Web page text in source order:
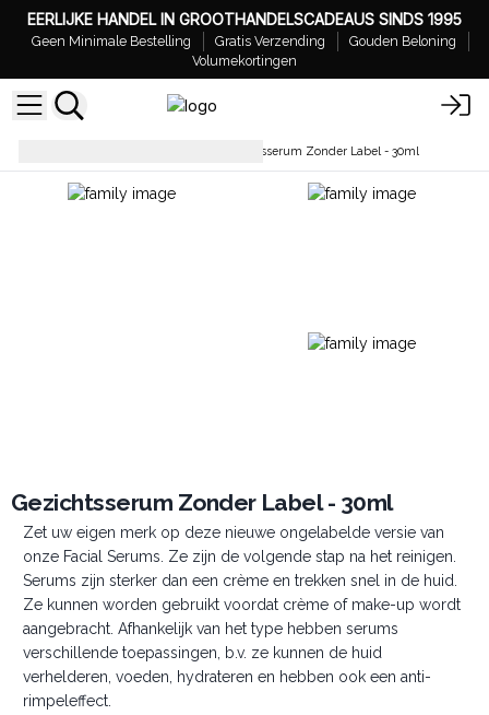
EERLIJKE HANDEL IN GROOTHANDELSCADEAUS SINDS 1995
Geen Minimale Bestelling Gratis Verzending
Gouden Beloning
Volumekortingen
Gezichtsserum Zonder Label - 30ml
Gezichtsserum Zonder Label - 30ml
Zet uw eigen merk op deze nieuwe ongelabelde versie van
onze Facial Serums. Ze zijn de volgende stap na het reinigen.
Serums zijn sterker dan een crème en trekken snel in de huid.
Ze kunnen worden gebruikt voordat crème of make-up wordt
aangebracht. Afhankelijk van het type hebben serums
verschillende toepassingen, b.v. ze kunnen de huid
verhelderen, voeden, hydrateren en hebben ook een anti-
rimpeleffect.